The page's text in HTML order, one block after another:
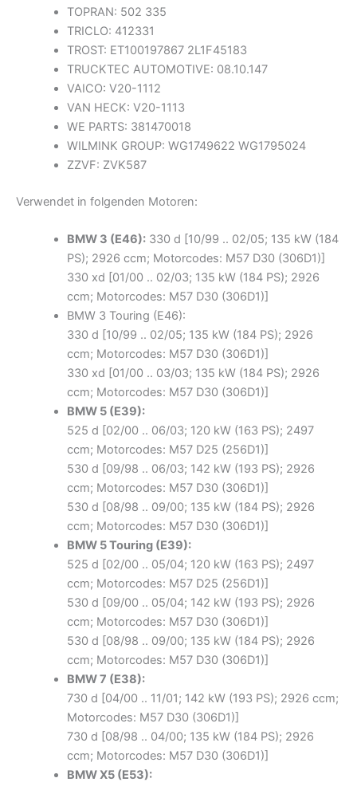
TOPRAN: 502 335
TRICLO: 412331
TROST: ET100197867 2L1F45183
TRUCKTEC AUTOMOTIVE: 08.10.147
VAICO: V20-1112
VAN HECK: V20-1113
WE PARTS: 381470018
WILMINK GROUP: WG1749622 WG1795024
ZZVF: ZVK587
Verwendet in folgenden Motoren:
BMW 3 (E46):330 d [10/99 .. 02/05; 135 kW (184
PS); 2926 ccm; Motorcodes: M57 D30 (306D1)]
330 xd [01/00 .. 02/03; 135 kW (184 PS); 2926
ccm; Motorcodes: M57 D30 (306D1)]
BMW 3 Touring (E46):
330 d [10/99 .. 02/05; 135 kW (184 PS); 2926
ccm; Motorcodes: M57 D30 (306D1)]
330 xd [01/00 .. 03/03; 135 kW (184 PS); 2926
ccm; Motorcodes: M57 D30 (306D1)]
BMW 5 (E39):
525 d [02/00 .. 06/03; 120 kW (163 PS); 2497
ccm; Motorcodes: M57 D25 (256D1)]
530 d [09/98 .. 06/03; 142 kW (193 PS); 2926
ccm; Motorcodes: M57 D30 (306D1)]
530 d [08/98 .. 09/00; 135 kW (184 PS); 2926
ccm; Motorcodes: M57 D30 (306D1)]
BMW 5 Touring (E39):
525 d [02/00 .. 05/04; 120 kW (163 PS); 2497
ccm; Motorcodes: M57 D25 (256D1)]
530 d [09/00 .. 05/04; 142 kW (193 PS); 2926
ccm; Motorcodes: M57 D30 (306D1)]
530 d [08/98 .. 09/00; 135 kW (184 PS); 2926
ccm; Motorcodes: M57 D30 (306D1)]
BMW 7 (E38):
730 d [04/00 .. 11/01; 142 kW (193 PS); 2926 ccm;
Motorcodes: M57 D30 (306D1)]
730 d [08/98 .. 04/00; 135 kW (184 PS); 2926
ccm; Motorcodes: M57 D30 (306D1)]
BMW X5 (E53):